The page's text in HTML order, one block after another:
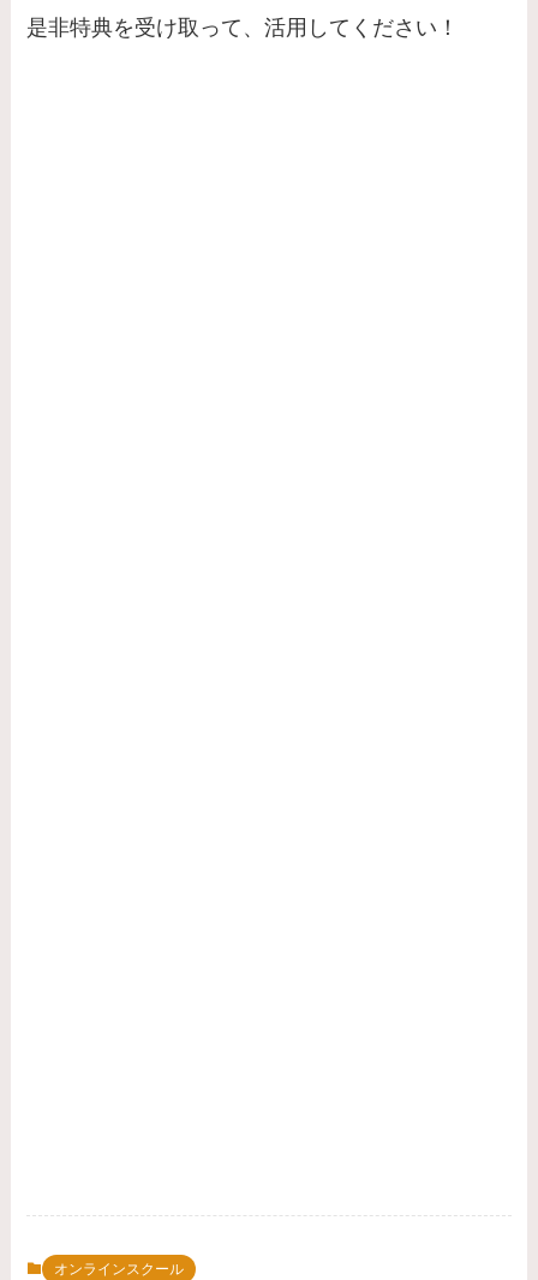
是非特典を受け取って、活用してください！
オンラインスクール